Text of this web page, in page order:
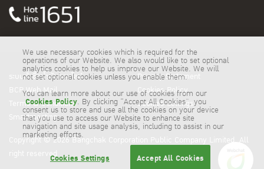
Copyright © 2026 Bangchak Corporation Public Company Limited. All
right reserved
ระบบสั่งซื้อน้ำมันออนไลน์
BCP Web Mail
Terms & Conditions
Smartmeeting
Privacy Statement
Cookies Policy
Cookies Settings
We use necessary cookies which is required for the
operations of our Website. We also would like to set optional
analytics cookies to help us improve our Website. We will
not set optional cookies unless you enable them.
You can learn more about our use of cookies from our
Cookies Policy. By clicking “Accept All Cookies”, you
consent us to store and use all the cookies on your device
that you use to access our Website to enhance site
navigation and site usage analysis, including to assist in our
marketing efforts.
Cookies Settings Accept All Cookies